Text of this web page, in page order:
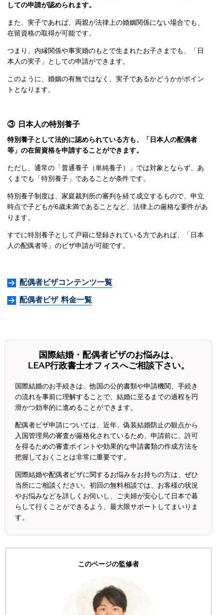
しての申請が認められます。
また、実子であれば、両親が法律上の婚姻関係にない場合でも、
在留資格の取得が可能です。
つまり、内縁関係や事実婚のもとで生まれたお子さまでも、「日
本人の実子」としての申請ができます。
このように、婚姻の有無ではなく、実子であるかどうかがポイン
トとなります。
③ 日本人の特別養子
特別養子として法的に認められている方も、「日本人の配偶者
等」の在留資格を申請することができます。
ただし、通常の「普通養子（単純養子）」では対象とならず、あ
くまでも「特別養子」であることが条件です。
特別養子制度は、家庭裁判所の審判を経て成立するもので、申立
時点で子どもが6歳未満であることなど、法律上の厳格な要件があ
ります。
すでに特別養子として戸籍に登録されている方であれば、「日本
人の配偶者等」のビザ申請が可能です。
配偶者ビザコンテンツ一覧
配偶者ビザ 料金一覧
国際結婚・配偶者ビザのお悩みは、
LEAP行政書士オフィスへご相談下さい。
国際結婚のお手続きは、他国の公的書類や申請機関、手続き
の流れを事前に理解することで、結婚に至るまでの過程を円
滑かつ効率的に進めることができます。
配偶者ビザ申請については、近年、偽装結婚防止の観点から
入国管理局の審査が厳格化されているため、申請前に、許可
を得るための審査ポイントや効果的な申請書類の作成方法を
把握しておくことは非常に重要です。
国際結婚や配偶者ビザに関するお悩みをお持ちの方は、ぜひ
当所にご相談ください。初回の無料相談では、お客様の状況
やお悩みなどを詳しくお伺いし、ご夫婦が安心して日本で暮
らして行くことができるよう、最大限サポートしてまいりま
す。
このページの監修者